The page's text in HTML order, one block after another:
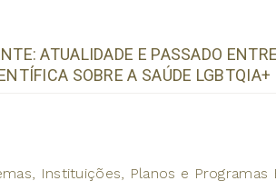
ATUALIDADE E PASSADO
SOBRE A SAÚDE LGBTQIA+
Instituições, Planos e Programas